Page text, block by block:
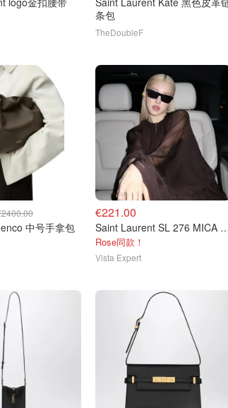
条包
TheDoubleF
中号手拿包
€221.00
Saint Laurent SL 276
Rose同款！
Vista Expert